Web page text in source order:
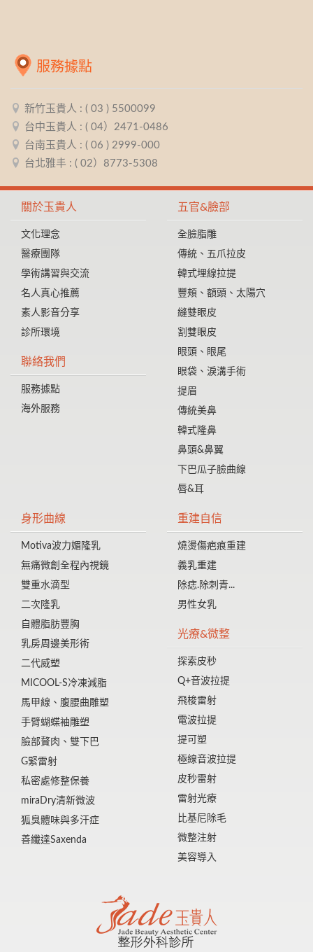
服務據點
新竹玉貴人 : ( 03 ) 5500099
台中玉貴人 : ( 04）2471-0486
台南玉貴人 : ( 06 ) 2999-000
台北雅丰 : ( 02）8773-5308
關於玉貴人
文化理念
醫療團隊
學術講習與交流
名人真心推薦
素人影音分享
診所環境
聯絡我們
服務據點
海外服務
五官&臉部
全臉脂雕
傳統、五爪拉皮
韓式埋線拉提
豐頰、額頭、太陽穴
縫雙眼皮
割雙眼皮
眼頭、眼尾
眼袋、淚溝手術
提眉
傳統美鼻
韓式隆鼻
鼻頭&鼻翼
下巴瓜子臉曲線
唇&耳
身形曲線
Motiva波力媚隆乳
無痛微創全程內視鏡
雙重水滴型
二次隆乳
自體脂肪豐胸
乳房周邊美形術
二代威塑
MICOOL-S冷凍減脂
馬甲線、腹腰曲雕塑
手臂蝴蝶袖雕塑
臉部贅肉、雙下巴
G緊雷射
私密處修整保養
miraDry清新微波
狐臭體味與多汗症
善纖達Saxenda
重建自信
燒燙傷疤痕重建
義乳重建
除痣.除刺青...
男性女乳
光療&微整
探索皮秒
Q+音波拉提
飛梭雷射
電波拉提
提可塑
極線音波拉提
皮秒雷射
雷射光療
比基尼除毛
微整注射
美容導入